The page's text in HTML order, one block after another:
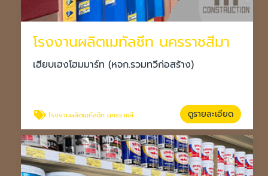
โรงงานผลิตเมทัลชีท นครราชสีมา
เฮียบเฮงโฮมมาร์ท (หจก.รวมทวีก่อสร้าง)
โรงงานผลิตเมทัลชีท นครราชสีมา ดูรายละเอียด